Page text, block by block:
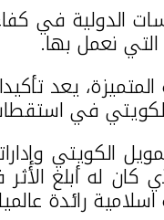
الدولية في
نعمل بها.
يعد تأكيدا
في
له أبلغ
رائدة